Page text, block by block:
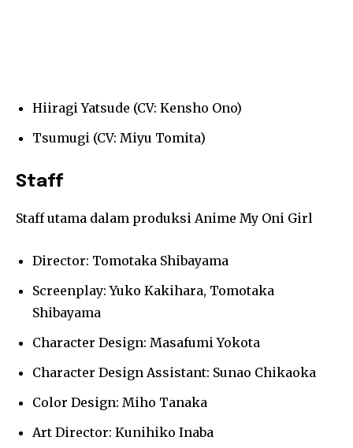
Hiiragi Yatsude (CV: Kensho Ono)
Tsumugi (CV: Miyu Tomita)
Staff
Staff utama dalam produksi Anime My Oni Girl
Director: Tomotaka Shibayama
Screenplay: Yuko Kakihara, Tomotaka
Shibayama
Character Design: Masafumi Yokota
Character Design Assistant: Sunao Chikaoka
Color Design: Miho Tanaka
Art Director: Kunihiko Inaba